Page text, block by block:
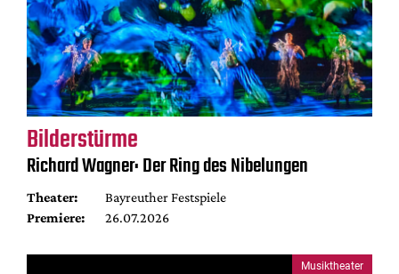
Bilderstürme
Richard Wagner: Der Ring des Nibelungen
Theater:
Bayreuther Festspiele
Premiere:
26.07.2026
Musiktheater